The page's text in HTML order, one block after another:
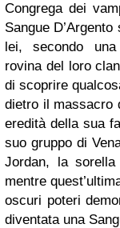
Congrega dei
Sangue
lei, secondo una
rovina del loro
di scoprire
dietro il massacro
eredità della sua
suo gruppo di
Jordan, la
mentre
oscuri poteri
diventata una